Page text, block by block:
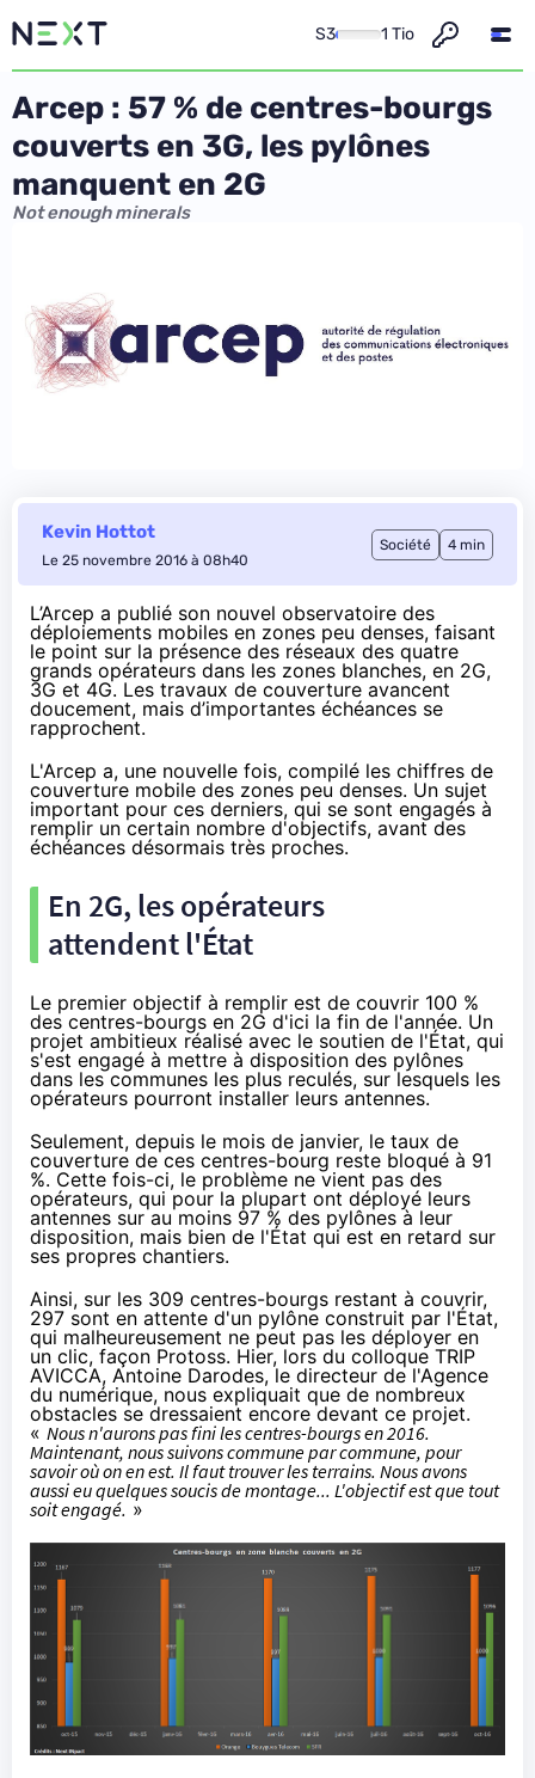
S3 1 Tio
Arcep : 57 % de centres-bourgs
couverts en 3G, les pylônes
manquent en 2G
Not enough minerals
Kevin Hottot
Le 25 novembre 2016 à 08h40
Société 4 min
L’Arcep a publié son nouvel observatoire des
déploiements mobiles en zones peu denses, faisant
le point sur la présence des réseaux des quatre
grands opérateurs dans les zones blanches, en 2G,
3G et 4G. Les travaux de couverture avancent
doucement, mais d’importantes échéances se
rapprochent.
L'Arcep a, une nouvelle fois, compilé les chiffres de
couverture mobile des zones peu denses. Un sujet
important pour ces derniers, qui se sont engagés à
remplir un certain nombre d'objectifs, avant des
échéances désormais très proches.
En 2G, les opérateurs
attendent l'État
Le premier objectif à remplir est de couvrir 100 %
des centres-bourgs en 2G d'ici la fin de l'année. Un
projet ambitieux réalisé avec le soutien de l'État, qui
s'est engagé à mettre à disposition des pylônes
dans les communes les plus reculés, sur lesquels les
opérateurs pourront installer leurs antennes.
Seulement, depuis le mois de janvier, le taux de
couverture de ces centres-bourg reste bloqué à 91
%. Cette fois-ci, le problème ne vient pas des
opérateurs, qui pour la plupart ont déployé leurs
antennes sur au moins 97 % des pylônes à leur
disposition, mais bien de l'État qui est en retard sur
ses propres chantiers.
Ainsi, sur les 309 centres-bourgs restant à couvrir,
297 sont en attente d'un pylône construit par l'État,
qui malheureusement ne peut pas les déployer en
un clic, façon Protoss. Hier, lors du colloque TRIP
AVICCA, Antoine Darodes, le directeur de l'Agence
du numérique, nous expliquait que de nombreux
obstacles se dressaient encore devant ce projet.
« Nous n'aurons pas fini les centres-bourgs en 2016.
Maintenant, nous suivons commune par commune, pour
savoir où on en est. Il faut trouver les terrains. Nous avons
aussi eu quelques soucis de montage... L'objectif est que tout
soit engagé. »